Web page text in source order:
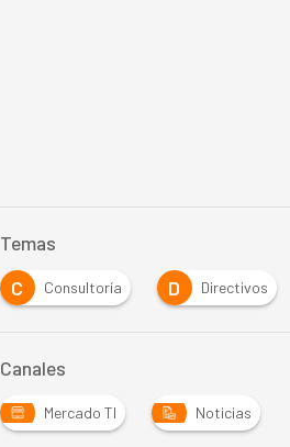
Temas
C
Consultoría D Directivos
Canales
Mercado TI Noticias